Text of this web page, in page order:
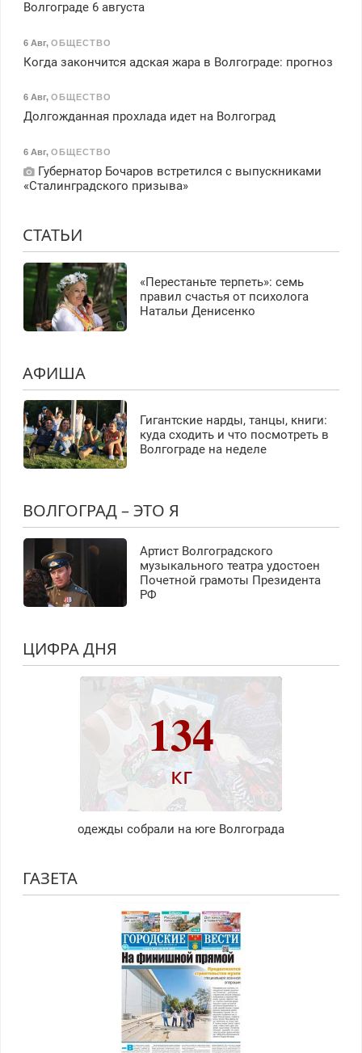
Волгограде 6 августа
6 Авг, ОБЩЕСТВО
Когда закончится адская жара в Волгограде: прогноз
6 Авг, ОБЩЕСТВО
Долгожданная прохлада идет на Волгоград
6 Авг, ОБЩЕСТВО
Губернатор Бочаров встретился с выпускниками
«Сталинградского призыва»
СТАТЬИ
«Перестаньте терпеть»: семь
правил счастья от психолога
Натальи Денисенко
АФИША
Гигантские нарды, танцы, книги:
куда сходить и что посмотреть в
Волгограде на неделе
ВОЛГОГРАД – ЭТО Я
Артист Волгоградского
музыкального театра удостоен
Почетной грамоты Президента
РФ
ЦИФРА ДНЯ
134
кг
одежды собрали на юге Волгограда
ГАЗЕТА